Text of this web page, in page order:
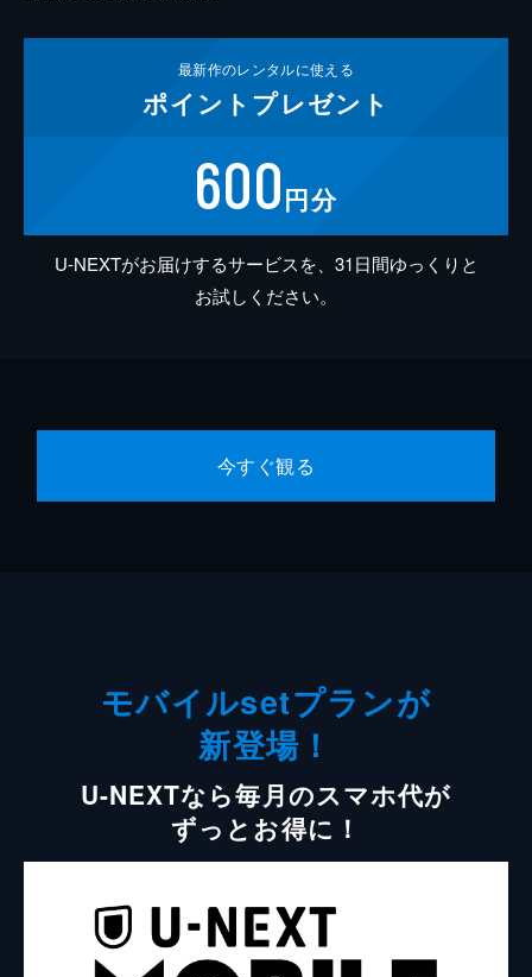
最新作のレンタルに使える
ポイント プレゼント
600円分
U-NEXTがお届けするサービスを、31日間ゆっくりと
お試しください。
今すぐ観る
モバイルsetプランが
新登場！
U-NEXTなら毎月のスマホ代が
ずっとお得に！